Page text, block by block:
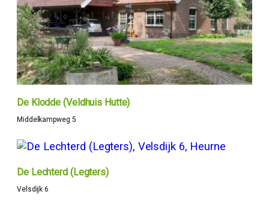
De Klodde (Veldhuis Hutte)
Middelkampweg 5
De Lechterd (Legters)
Velsdijk 6